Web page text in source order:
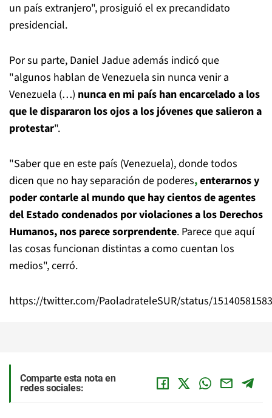
un país extranjero", prosiguió el ex precandidato
presidencial.
Por su parte, Daniel Jadue además indicó que
"algunos hablan de Venezuela sin nunca venir a
Venezuela (…) nunca en mi país han encarcelado a los
que le dispararon los ojos a los jóvenes que salieron a
protestar".
"Saber que en este país (Venezuela), donde todos
dicen que no hay separación de poderes,enterarnos y
poder contarle al mundo que hay cientos de agentes
del Estado condenados por violaciones a los Derechos
Humanos, nos parece sorprendente. Parece que aquí
las cosas funcionan distintas a como cuentan los
medios", cerró.
https://twitter.com/PaoladrateleSUR/status/
Comparte esta nota en
redes sociales: